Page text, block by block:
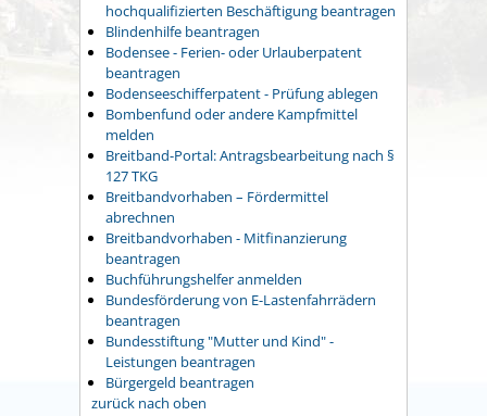
hochqualifizierten Beschäftigung beantragen
Blindenhilfe beantragen
Bodensee - Ferien- oder Urlauberpatent
beantragen
Bodenseeschifferpatent - Prüfung ablegen
Bombenfund oder andere Kampfmittel
melden
Breitband-Portal: Antragsbearbeitung nach §
127 TKG
Breitbandvorhaben – Fördermittel
abrechnen
Breitbandvorhaben - Mitfinanzierung
beantragen
Buchführungshelfer anmelden
Bundesförderung von E-Lastenfahrrädern
beantragen
Bundesstiftung "Mutter und Kind" -
Leistungen beantragen
Bürgergeld beantragen
zurück nach oben